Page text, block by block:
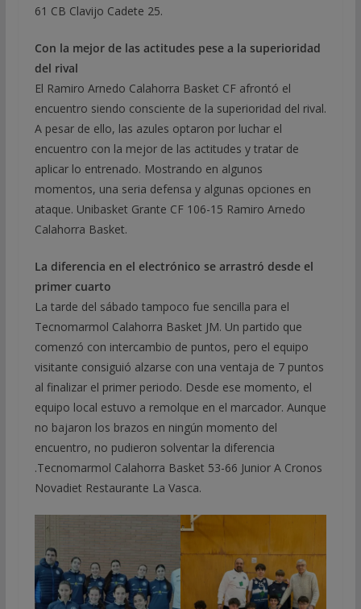
61 CB Clavijo Cadete 25.
Con la mejor de las actitudes pese a la superioridad
del rival
El Ramiro Arnedo Calahorra Basket CF afrontó el
encuentro siendo consciente de la superioridad del rival.
A pesar de ello, las azules optaron por luchar el
encuentro con la mejor de las actitudes y tratar de
aplicar lo entrenado. Mostrando en algunos
momentos, una seria defensa y algunas opciones en
ataque. Unibasket Grante CF 106-15 Ramiro Arnedo
Calahorra Basket.
La diferencia en el electrónico se arrastró desde el
primer cuarto
La tarde del sábado tampoco fue sencilla para el
Tecnomarmol Calahorra Basket JM. Un partido que
comenzó con intercambio de puntos, pero el equipo
visitante consiguió alzarse con una ventaja de 7 puntos
al finalizar el primer periodo. Desde ese momento, el
equipo local estuvo a remolque en el marcador. Aunque
no bajaron los brazos en ningún momento del
encuentro, no pudieron solventar la diferencia
.Tecnomarmol Calahorra Basket 53-66 Junior A Cronos
Novadiet Restaurante La Vasca.